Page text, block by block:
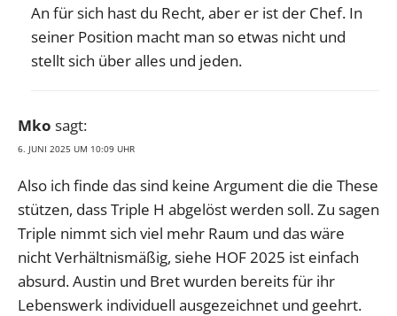
An für sich hast du Recht, aber er ist der Chef. In
seiner Position macht man so etwas nicht und
stellt sich über alles und jeden.
Mko sagt:
6. JUNI 2025 UM 10:09 UHR
Also ich finde das sind keine Argument die die These
stützen, dass Triple H abgelöst werden soll. Zu sagen
Triple nimmt sich viel mehr Raum und das wäre
nicht Verhältnismäßig, siehe HOF 2025 ist einfach
absurd. Austin und Bret wurden bereits für ihr
Lebenswerk individuell ausgezeichnet und geehrt.